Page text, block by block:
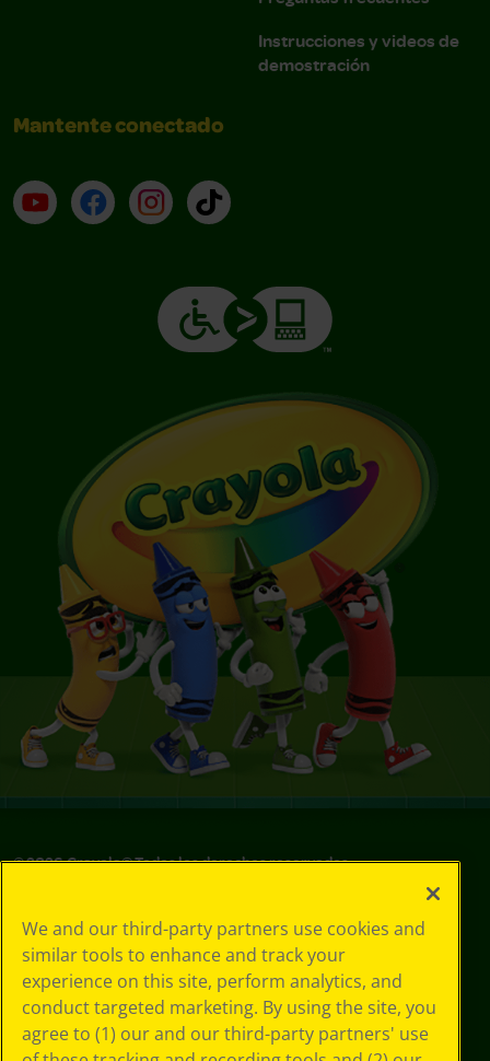
Instrucciones y videos de
demostración
Mantente conectado
YouTube (en inglés)
Facebook (en inglés)
Instagram (en inglés)
TikTok
©2026Crayola® Todos los derechos reservados.
de privacidad
Política de
privacidad
Términos de SMS
GDPR
Aviso de
We and our third-party partners use cookies and
similar tools to enhance and track your
experience on this site, perform analytics, and
conduct targeted marketing. By using the site, you
agree to (1) our and our third-party partners' use